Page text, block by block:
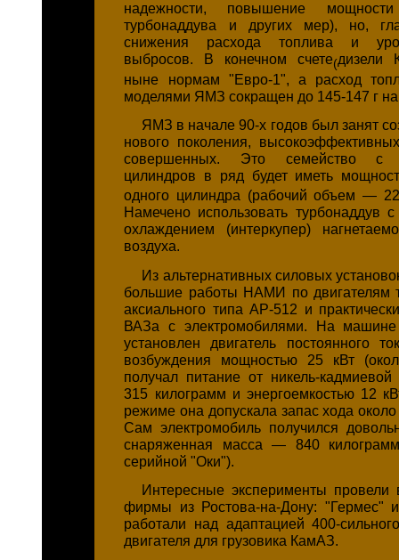
надежности, повышение
турбонаддува и других мер), но,
снижения расхода топлива и
выбросов. В конечном счете(дизели
ныне нормам "Евро-1", а расход
моделями ЯМЗ сокращен до 145-147 г на
ЯМЗ в начале 90-х годов был занят
нового поколения,
совершенных. Это семейство с
цилиндров в ряд будет иметь
одного цилиндра (рабочий объем —
Намечено использовать турбонаддув
охлаждением (интеркупер)
воздуха.
Из альтернативных силовых
большие работы НАМИ по двигателям
аксиального типа АР-512 и
ВАЗа с электромобилями. На
установлен двигатель постоянного
возбуждения мощностью 25 кВт
получал питание от никель-
315 килограмм и энергоемкостью 12
режиме она допускала запас хода
Сам электромобиль получился
снаряженная масса — 840
серийной "Оки").
Интересные эксперименты провели
фирмы из Ростова-на-Дону: "Гермес"
работали над адаптацией 400-
двигателя для грузовика КамАЗ.